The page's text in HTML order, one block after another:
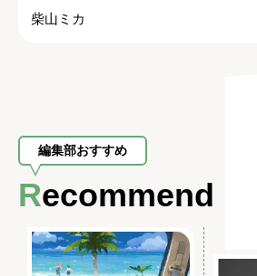
柴山ミカ
編集部おすすめ
Recommend